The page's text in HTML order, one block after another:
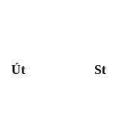
Út St